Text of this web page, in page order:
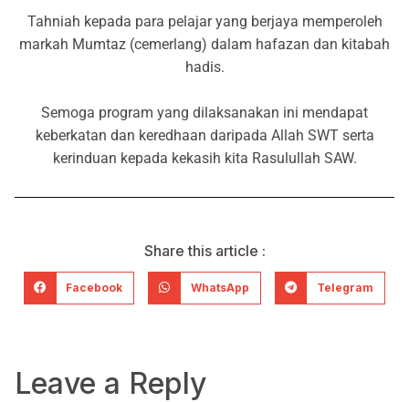
Tahniah kepada para pelajar yang berjaya memperoleh
markah Mumtaz (cemerlang) dalam hafazan dan kitabah
hadis.
Semoga program yang dilaksanakan ini mendapat
keberkatan dan keredhaan daripada Allah SWT serta
kerinduan kepada kekasih kita Rasulullah SAW.
Share this article :
Facebook WhatsApp Telegram
Leave a Reply